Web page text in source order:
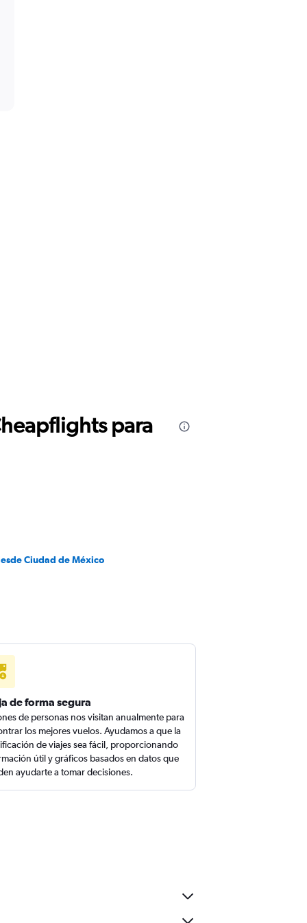
para
Ciudad de México
de forma segura
de personas nos visitan anualmente para
los mejores vuelos. Ayudamos a que la
de viajes sea fácil, proporcionando
útil y gráficos basados en datos que
ayudarte a tomar decisiones.